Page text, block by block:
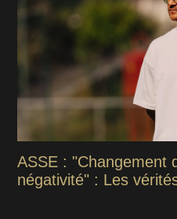
ASSE : "Changement
négativité" : Les